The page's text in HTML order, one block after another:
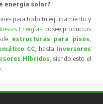
energía solar?
para todo tu equipamiento y
Energíasposee productos
estructuras para pisos,
CC, hasta Inversores
Híbridos, siendo esto el
.